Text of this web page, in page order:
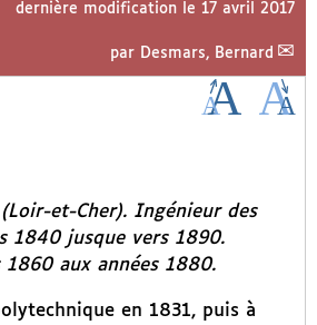
dernière modification le 17 avril 2017
par Desmars, Bernard
et-Cher). Ingénieur des
1840 jusque vers 1890.
aux années 1880.
en 1831, puis à